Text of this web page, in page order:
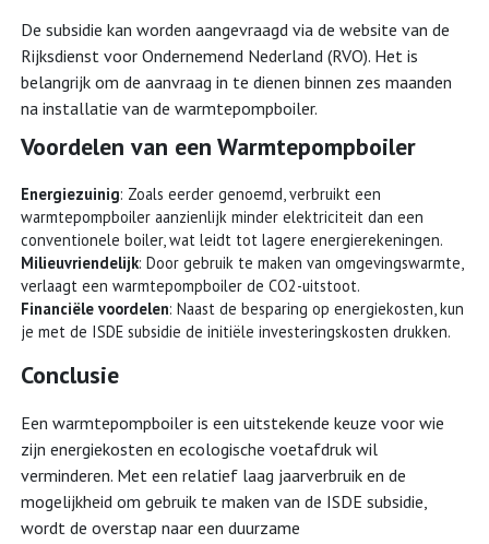
De subsidie kan worden aangevraagd via de website van de
Rijksdienst voor Ondernemend Nederland (RVO). Het is
belangrijk om de aanvraag in te dienen binnen zes maanden
na installatie van de warmtepompboiler.
Voordelen van een Warmtepompboiler
Energiezuinig: Zoals eerder genoemd, verbruikt een
warmtepompboiler aanzienlijk minder elektriciteit dan een
conventionele boiler, wat leidt tot lagere energierekeningen.
Milieuvriendelijk: Door gebruik te maken van omgevingswarmte,
verlaagt een warmtepompboiler de CO2-uitstoot.
Financiële voordelen: Naast de besparing op energiekosten, kun
je met de ISDE subsidie de initiële investeringskosten drukken.
Conclusie
Een warmtepompboiler is een uitstekende keuze voor wie
zijn energiekosten en ecologische voetafdruk wil
verminderen. Met een relatief laag jaarverbruik en de
mogelijkheid om gebruik te maken van de ISDE subsidie,
wordt de overstap naar een duurzame